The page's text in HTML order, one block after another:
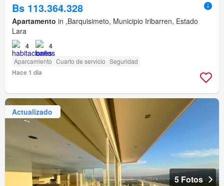
Bs 113.364.328
Apartamento in ,Barquisimeto, Municipio Iribarren, Estado
Lara
4 4
Aparcamiento Cuarto de servicio Seguridad
Hace 1 día
Actualizado
5 Fotos